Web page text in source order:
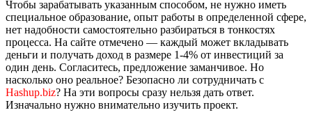
Чтобы зарабатывать указанным способом, не нужно иметь
специальное образование, опыт работы в определенной сфере,
нет надобности самостоятельно разбираться в тонкостях
процесса. На сайте отмечено — каждый может вкладывать
деньги и получать доход в размере 1-4% от инвестиций за
один день. Согласитесь, предложение заманчивое. Но
насколько оно реальное? Безопасно ли сотрудничать с
Hashup.biz? На эти вопросы сразу нельзя дать ответ.
Изначально нужно внимательно изучить проект.